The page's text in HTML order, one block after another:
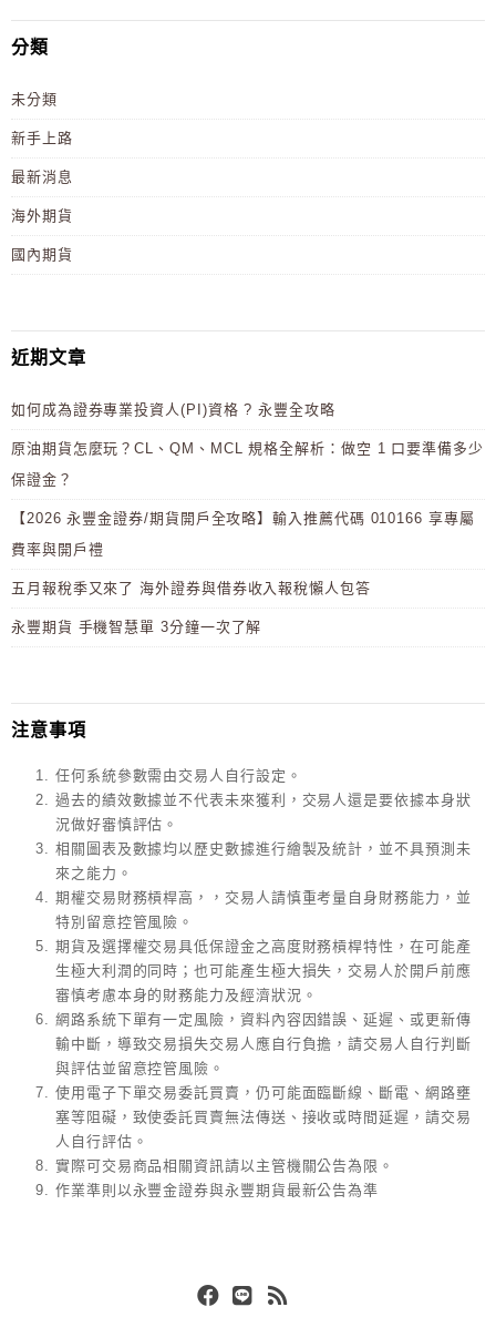
分類
未分類
新手上路
最新消息
海外期貨
國內期貨
近期文章
如何成為證券專業投資人(PI)資格 ? 永豐全攻略
原油期貨怎麼玩？CL、QM、MCL 規格全解析：做空 1 口要準備多少
保證金？
【2026 永豐金證券/期貨開戶全攻略】輸入推薦代碼 010166 享專屬
費率與開戶禮
五月報稅季又來了 海外證券與借券收入報稅懶人包答
永豐期貨 手機智慧單 3分鐘一次了解
注意事項
任何系統參數需由交易人自行設定。
過去的績效數據並不代表未來獲利，交易人還是要依據本身狀
況做好審慎評估。
相關圖表及數據均以歷史數據進行繪製及統計，並不具預測未
來之能力。
期權交易財務槓桿高，，交易人請慎重考量自身財務能力，並
特別留意控管風險。
期貨及選擇權交易具低保證金之高度財務槓桿特性，在可能產
生極大利潤的同時；也可能產生極大損失，交易人於開戶前應
審慎考慮本身的財務能力及經濟狀況。
網路系統下單有一定風險，資料內容因錯誤、延遲、或更新傳
輸中斷，導致交易損失交易人應自行負擔，請交易人自行判斷
與評估並留意控管風險。
使用電子下單交易委託買賣，仍可能面臨斷線、斷電、網路壅
塞等阻礙，致使委託買賣無法傳送、接收或時間延遲，請交易
人自行評估。
實際可交易商品相關資訊請以主管機關公告為限。
作業準則以永豐金證券與永豐期貨最新公告為準